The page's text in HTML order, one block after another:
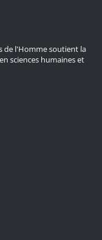
de l'Homme soutient la
sciences humaines et